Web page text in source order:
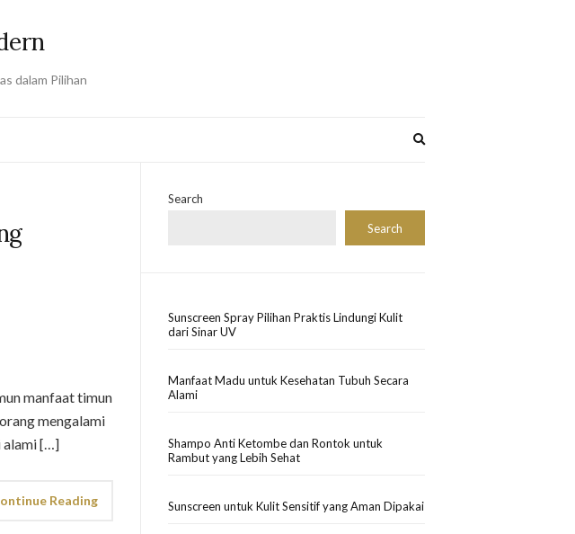
dalam Pilihan
manfaat timun
mengalami
alami […]
Reading
Search
Search
Sunscreen Spray Pilihan Praktis Lindungi Kulit
dari Sinar UV
Manfaat Madu untuk Kesehatan Tubuh Secara
Alami
Shampo Anti Ketombe dan Rontok untuk
Rambut yang Lebih Sehat
Sunscreen untuk Kulit Sensitif yang Aman Dipakai